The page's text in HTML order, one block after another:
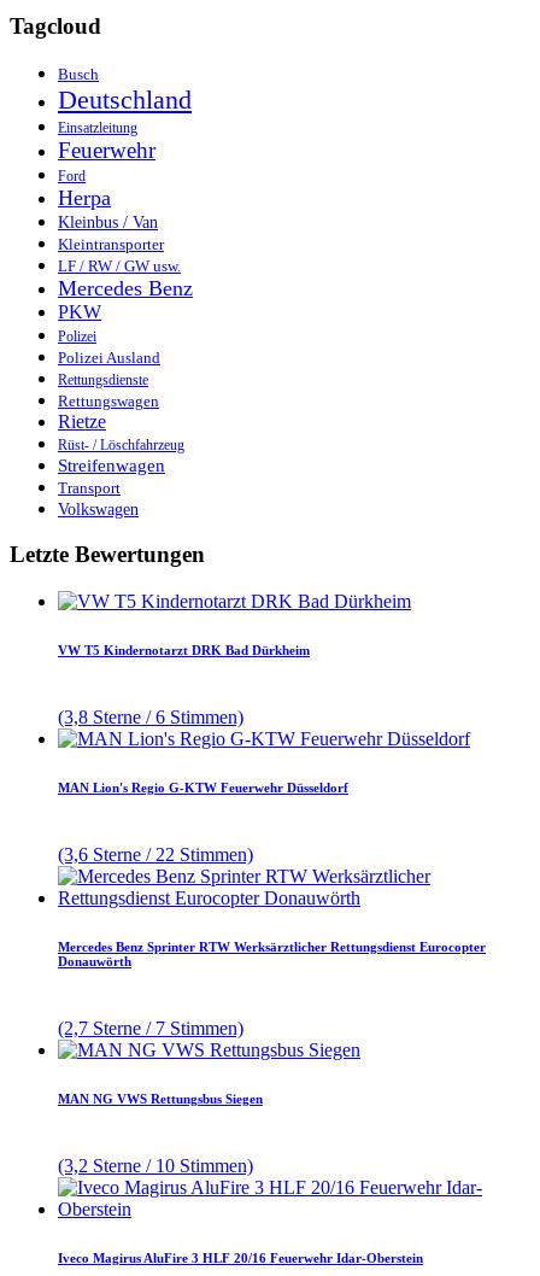
Tagcloud
Busch
Deutschland
Einsatzleitung
Feuerwehr
Ford
Herpa
Kleinbus / Van
Kleintransporter
LF / RW / GW usw.
Mercedes Benz
PKW
Polizei
Polizei Ausland
Rettungsdienste
Rettungswagen
Rietze
Rüst- / Löschfahrzeug
Streifenwagen
Transport
Volkswagen
Letzte Bewertungen
VW T5 Kindernotarzt DRK Bad Dürkheim
(3,8 Sterne / 6 Stimmen)
MAN Lion's Regio G-KTW Feuerwehr Düsseldorf
(3,6 Sterne / 22 Stimmen)
Mercedes Benz Sprinter RTW Werksärztlicher Rettungsdienst Eurocopter
Donauwörth
(2,7 Sterne / 7 Stimmen)
MAN NG VWS Rettungsbus Siegen
(3,2 Sterne / 10 Stimmen)
Iveco Magirus AluFire 3 HLF 20/16 Feuerwehr Idar-Oberstein